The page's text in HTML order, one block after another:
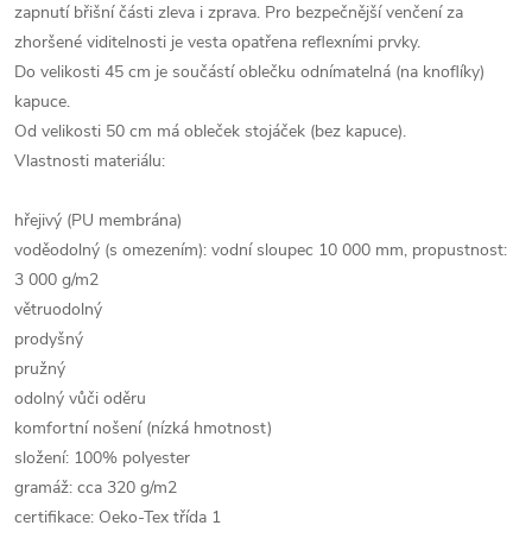
zapnutí břišní části zleva i zprava. Pro bezpečnější venčení za
zhoršené viditelnosti je vesta opatřena reflexními prvky.
Do velikosti 45 cm je součástí oblečku odnímatelná (na knoflíky)
kapuce.
Od velikosti 50 cm má obleček stojáček (bez kapuce).
Vlastnosti materiálu:
hřejivý (PU membrána)
voděodolný (s omezením): vodní sloupec 10 000 mm, propustnost:
3 000 g/m2
větruodolný
prodyšný
pružný
odolný vůči oděru
komfortní nošení (nízká hmotnost)
složení: 100% polyester
gramáž: cca 320 g/m2
certifikace: Oeko-Tex třída 1